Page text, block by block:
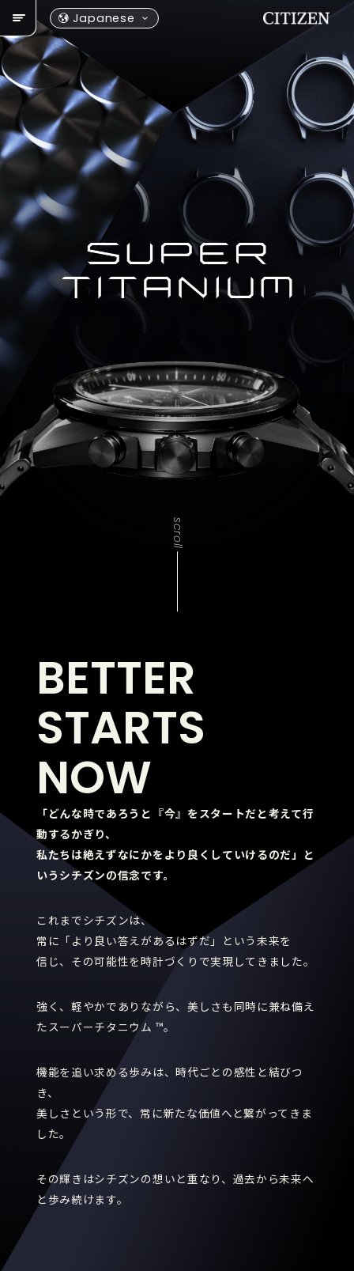
scroll
BETTER
STARTS
NOW
「どんな時であろうと『今』をスタートだと考えて行
動するかぎり、
私たちは絶えずなにかをより良くしていけるのだ」と
いうシチズンの信念です。
これまでシチズンは、
常に「より良い答えがあるはずだ」という未来を
信じ、 その可能性を時計づくりで実現してきました。
強く、軽やかでありながら、美しさも同時に兼ね備え
たスーパーチタニウム ™。
機能を追い求める歩みは、時代ごとの感性と結びつ
き、
美しさという形で、常に新たな価値へと繋がってきま
した。
その輝きはシチズンの想いと重なり、過去から未来へ
と歩み続けます。